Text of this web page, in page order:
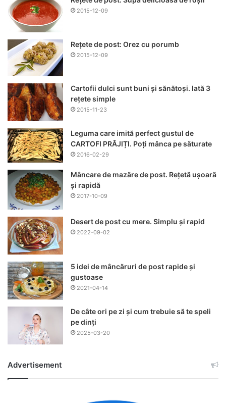
2015-12-09
Rețete de post: Orez cu porumb
2015-12-09
Cartofii dulci sunt buni și sănătoși. Iată 3
rețete simple
2015-11-23
Leguma care imită perfect gustul de
CARTOFI PRĂJIȚI. Poți mânca pe săturate
2016-02-29
Mâncare de mazăre de post. Rețetă ușoară
și rapidă
2017-10-09
Desert de post cu mere. Simplu și rapid
2022-09-02
5 idei de mâncăruri de post rapide și
gustoase
2021-04-14
De câte ori pe zi și cum trebuie să te speli
pe dinți
2025-03-20
Advertisement